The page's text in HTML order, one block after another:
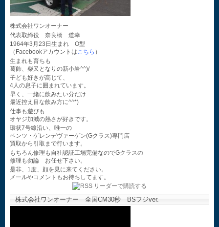
株式会社ワンオーナー
代表取締役 奈良橋 道幸
1964年3月23日生まれ O型
（Facebookアカウントはこちら ）
生まれも育ちも
葛飾、柴又となりの新小岩^^)/
子ども好きが高じて、
4人の息子に囲まれています。
早く、一緒に飲みたい分だけ
最近控え目な飲み方に^^*)
仕事も遊びも
オヤジ加減の熱さが好きです。
環状7号線沿い、唯一の
ベンツ・ゲレンデヴァーゲン(Gクラス)専門店
買取から引取まで行います。
もちろん修理も自社認証工場完備なのでGクラスの
修理も勿論 お任せ下さい。
是非、1度、顔を見に来てください。
メールやコメントもお待ちしてます。
株式会社ワンオーナー 全国CM30秒 BSフジver.